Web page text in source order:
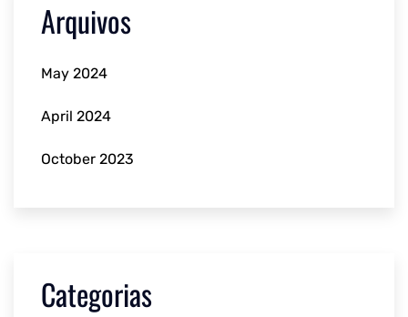
Arquivos
May 2024
April 2024
October 2023
Categorias